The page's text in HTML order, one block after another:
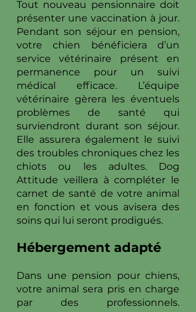
Tout nouveau pensionnaire doit
présenter une vaccination à jour.
Pendant son séjour en pension,
votre chien bénéficiera d’un
service vétérinaire présent en
permanence pour un suivi
médical efficace. L’équipe
vétérinaire gèrera les éventuels
problèmes de santé qui
surviendront durant son séjour.
Elle assurera également le suivi
des troubles chroniques chez les
chiots ou les adultes. Dog
Attitude veillera à compléter le
carnet de santé de votre animal
en fonction et vous avisera des
soins qui lui seront prodigués.
Hébergement adapté
Dans une pension pour chiens,
votre animal sera pris en charge
par des professionnels.